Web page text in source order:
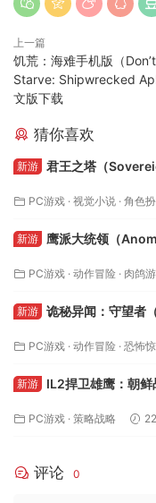
上一篇
饥荒：海难手机版（Don’t
Starve: Shipwrecked
文版下载
猜你喜欢
新游 君王之塔（
PC游戏 · 视觉小说 · 角色
新游
鹰派大统领（
PC游戏 · 动作冒险 · 肉鸽
新游 诡秘异闻：守望者
PC游戏 · 动作冒险 · 恐怖
新游
IL2捍卫雄鹰：朝
PC游戏 · 策略战略
评论 0